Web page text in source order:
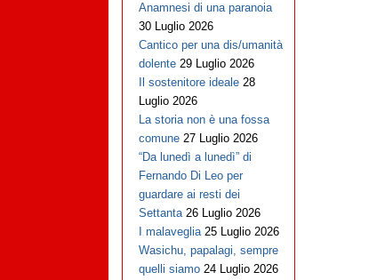
Anamnesi di una paranoia
30 Luglio 2026
Cantico per una dis/umanità
dolente 29 Luglio 2026
Il sostenitore ideale 28
Luglio 2026
La storia non è una fossa
comune 27 Luglio 2026
“Da lunedì a lunedì” di
Fernando Di Leo per
guardare ai resti dei
Settanta 26 Luglio 2026
I malaveglia 25 Luglio 2026
Wasichu, papalagi, sempre
quelli siamo 24 Luglio 2026